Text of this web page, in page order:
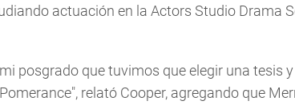
actuación en la Actors Studio Drama
posgrado que tuvimos que elegir una tesis
relató Cooper, agregando que